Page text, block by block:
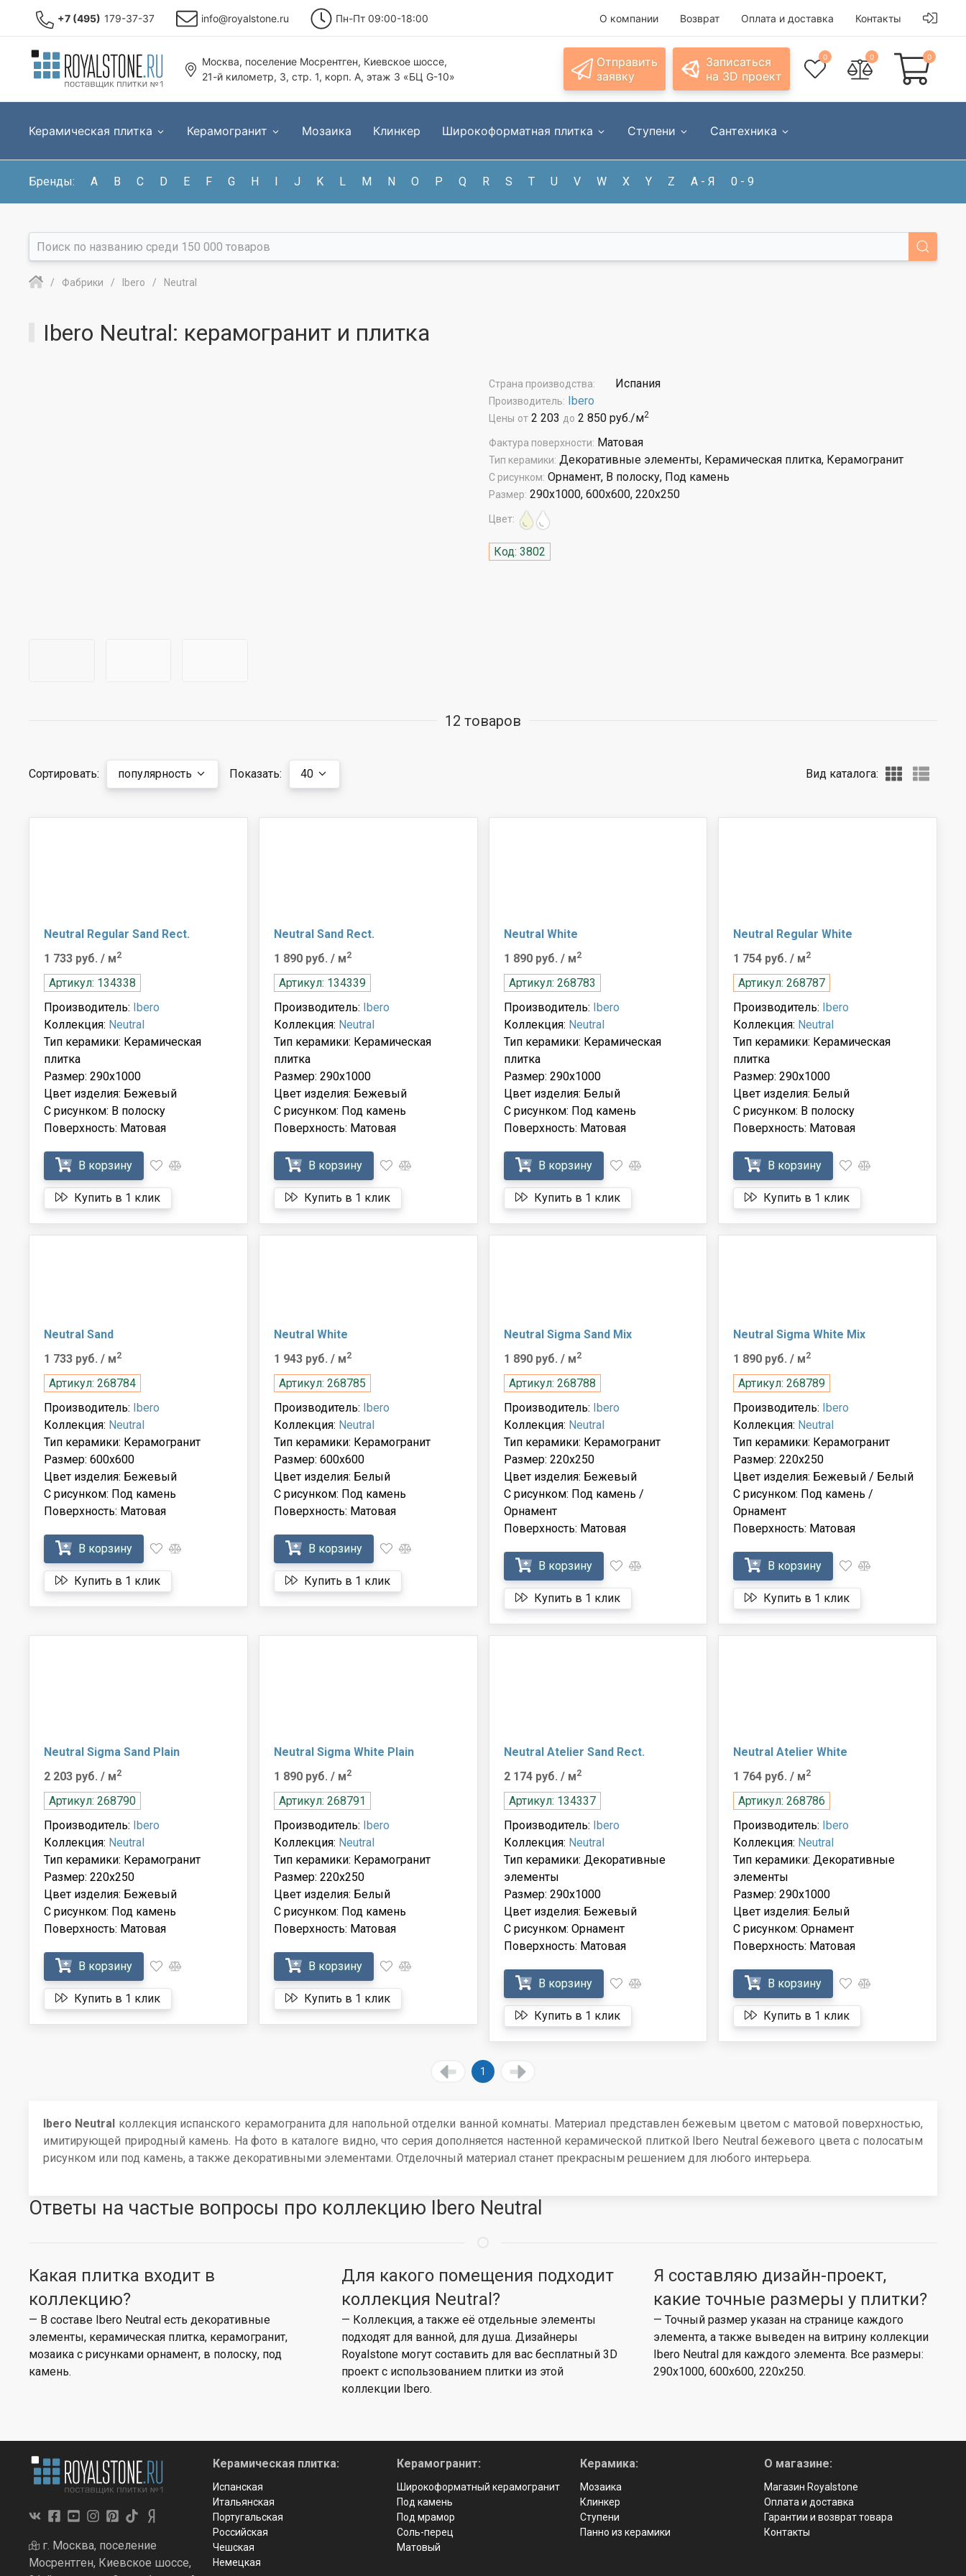
+7 (495) 179-37-37 info@royalstone.ru Пн-Пт 09:00-18:00 О компании Возврат Оплата и доставка Контакты
Москва, поселение Мосрентген, Киевское шоссе,
21-й километр, 3, стр. 1, корп. А, этаж 3 «БЦ G-10»
Отправить
заявку
Записаться
на 3D проект
0 0 0
Керамическая плитка Керамогранит Мозаика Клинкер Широкоформатная плитка Ступени Сантехника
Бренды: A B C D E F G H I J K L M N O P Q R S T U V W X Y Z А - Я 0 - 9
Фабрики Ibero Neutral
Ibero Neutral: керамогранит и плитка
Страна производства: Испания
Производитель: Ibero
Цены от2 203 до 2 850 руб./м2
Фактура поверхности: Матовая
Тип керамики: Декоративные элементы, Керамическая плитка, Керамогранит
С рисунком: Орнамент, В полоску, Под камень
Размер: 290x1000, 600x600, 220x250
Цвет:
Код: 3802
12 товаров
Сортировать: популярность Показать: 40 Вид каталога:
Neutral Regular Sand Rect.
1 733 руб. / м2
Артикул: 134338
Производитель: Ibero
Коллекция: Neutral
Тип керамики: Керамическая
плитка
Размер: 290x1000
Цвет изделия: Бежевый
С рисунком: В полоску
Поверхность: Матовая
В корзину
Купить в 1 клик
Neutral Sand Rect.
1 890 руб. / м2
Артикул: 134339
Производитель: Ibero
Коллекция: Neutral
Тип керамики: Керамическая
плитка
Размер: 290x1000
Цвет изделия: Бежевый
С рисунком: Под камень
Поверхность: Матовая
В корзину
Купить в 1 клик
Neutral White
1 890 руб. / м2
Артикул: 268783
Производитель: Ibero
Коллекция: Neutral
Тип керамики: Керамическая
плитка
Размер: 290x1000
Цвет изделия: Белый
С рисунком: Под камень
Поверхность: Матовая
В корзину
Купить в 1 клик
Neutral Regular White
1 754 руб./ м2
Артикул: 268787
Производитель: Ibero
Коллекция: Neutral
Тип керамики: Керамическая
плитка
Размер: 290x1000
Цвет изделия: Белый
С рисунком: В полоску
Поверхность: Матовая
В корзину
Купить в 1 клик
Neutral Sand
1 733 руб. / м2
Артикул: 268784
Производитель: Ibero
Коллекция: Neutral
Тип керамики: Керамогранит
Размер: 600x600
Цвет изделия: Бежевый
С рисунком: Под камень
Поверхность: Матовая
В корзину
Купить в 1 клик
Neutral White
1 943 руб. / м2
Артикул: 268785
Производитель: Ibero
Коллекция: Neutral
Тип керамики: Керамогранит
Размер: 600x600
Цвет изделия: Белый
С рисунком: Под камень
Поверхность: Матовая
В корзину
Купить в 1 клик
Neutral Sigma Sand Mix
1 890 руб. / м2
Артикул: 268788
Производитель: Ibero
Коллекция: Neutral
Тип керамики: Керамогранит
Размер: 220x250
Цвет изделия: Бежевый
С рисунком: Под камень /
Орнамент
Поверхность: Матовая
В корзину
Купить в 1 клик
Neutral Sigma White Mix
1 890 руб./ м2
Артикул: 268789
Производитель: Ibero
Коллекция: Neutral
Тип керамики: Керамогранит
Размер: 220x250
Цвет изделия: Бежевый / Белый
С рисунком: Под камень /
Орнамент
Поверхность: Матовая
В корзину
Купить в 1 клик
Neutral Sigma Sand Plain
2 203 руб. / м2
Артикул: 268790
Производитель: Ibero
Коллекция: Neutral
Тип керамики: Керамогранит
Размер: 220x250
Цвет изделия: Бежевый
С рисунком: Под камень
Поверхность: Матовая
В корзину
Купить в 1 клик
Neutral Sigma White Plain
1 890 руб. / м2
Артикул: 268791
Производитель: Ibero
Коллекция: Neutral
Тип керамики: Керамогранит
Размер: 220x250
Цвет изделия: Белый
С рисунком: Под камень
Поверхность: Матовая
В корзину
Купить в 1 клик
Neutral Atelier Sand Rect.
2 174 руб. / м2
Артикул: 134337
Производитель: Ibero
Коллекция: Neutral
Тип керамики: Декоративные
элементы
Размер: 290x1000
Цвет изделия: Бежевый
С рисунком: Орнамент
Поверхность: Матовая
В корзину
Купить в 1 клик
Neutral Atelier White
1 764 руб./ м2
Артикул: 268786
Производитель: Ibero
Коллекция: Neutral
Тип керамики: Декоративные
элементы
Размер: 290x1000
Цвет изделия: Белый
С рисунком: Орнамент
Поверхность: Матовая
В корзину
Купить в 1 клик
1
Ibero Neutral коллекция испанского керамогранита для напольной отделки ванной комнаты. Материал представлен бежевым цветом с матовой поверхностью,
имитирующей природный камень. На фото в каталоге видно, что серия дополняется настенной керамической плиткой Ibero Neutral бежевого цвета с полосатым
рисунком или под камень, а также декоративными элементами. Отделочный материал станет прекрасным решением для любого интерьера.
Ответы на частые вопросы про коллекцию Ibero Neutral
Какая плитка входит в
коллекцию?
— В составе Ibero Neutral есть декоративные
элементы, керамическая плитка, керамогранит,
мозаика с рисунками орнамент, в полоску, под
камень.
Для какого помещения подходит
коллекция Neutral?
— Коллекция, а также её отдельные элементы
подходят для ванной, для душа. Дизайнеры
Royalstone могут составить для вас бесплатный 3D
проект с использованием плитки из этой
коллекции Ibero.
Я составляю дизайн-проект,
какие точные размеры у плитки?
— Точный размер указан на странице каждого
элемента, а также выведен на витрину коллекции
Ibero Neutral для каждого элемента. Все размеры:
290x1000, 600x600, 220x250.
г. Москва, поселение
Мосрентген, Киевское шоссе,
Керамическая плитка:
Испанская
Итальянская
Португальская
Российская
Чешская
Немецкая
Керамогранит:
Широкоформатный керамогранит
Под камень
Под мрамор
Соль-перец
Матовый
Керамика:
Мозаика
Клинкер
Ступени
Панно из керамики
О магазине:
Магазин Royalstone
Оплата и доставка
Гарантии и возврат товара
Контакты